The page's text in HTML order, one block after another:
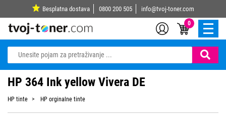
Besplatna dostava 0800 200 505 info@tvoj-toner.com
0
HP 364 Ink yellow Vivera DE
HP tinte HP orginalne tinte